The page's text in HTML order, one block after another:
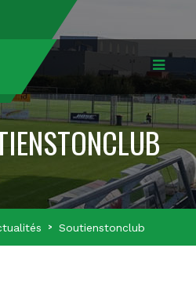
Soutienstonclub